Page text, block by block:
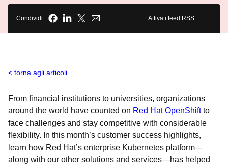
Condividi Attiva i feed RSS
torna agli articoli
From financial institutions to universities, organizations
around the world have counted on Red Hat OpenShiftto
face challenges and stay competitive with considerable
flexibility. In this month’s customer success highlights,
learn how Red Hat’s enterprise Kubernetes platform—
along with our other solutions and services—has helped